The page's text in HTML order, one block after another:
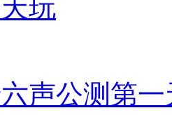
六声公测第